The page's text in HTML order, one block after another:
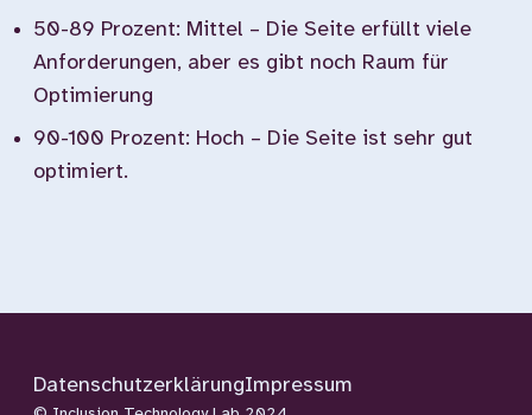
50-89 Prozent: Mittel – Die Seite erfüllt viele
Anforderungen, aber es gibt noch Raum für
Optimierung
90-100 Prozent: Hoch – Die Seite ist sehr gut
optimiert.
DatenschutzerklärungImpressum